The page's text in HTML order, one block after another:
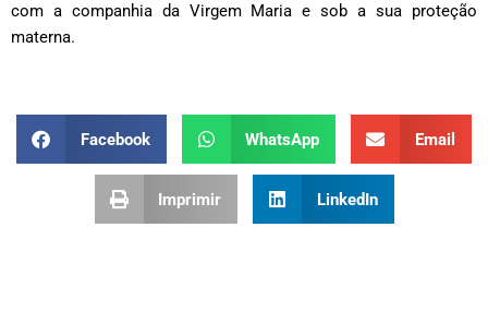
com a companhia da Virgem Maria e sob a sua proteção
materna.
Facebook WhatsApp Email
Imprimir LinkedIn